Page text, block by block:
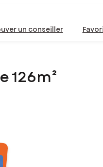
un conseiller
126m²